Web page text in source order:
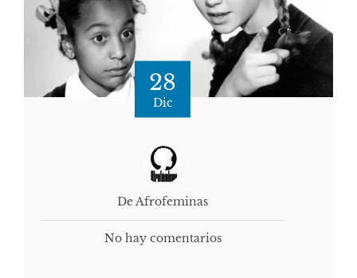
28
Dic
De Afrofeminas
No hay comentarios